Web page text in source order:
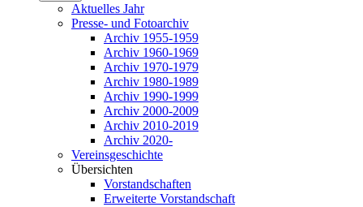
Aktuelles Jahr
Presse- und Fotoarchiv
Archiv 1955-1959
Archiv 1960-1969
Archiv 1970-1979
Archiv 1980-1989
Archiv 1990-1999
Archiv 2000-2009
Archiv 2010-2019
Archiv 2020-
Vereinsgeschichte
Übersichten
Vorstandschaften
Erweiterte Vorstandschaft